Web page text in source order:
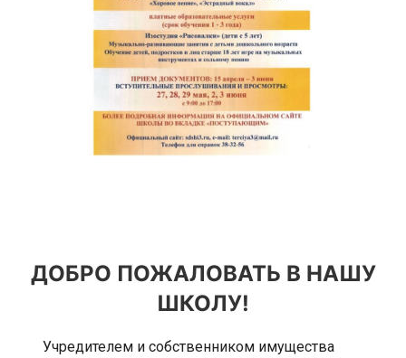
ДОБРО ПОЖАЛОВАТЬ В НАШУ
ШКОЛУ!
Учредителем и собственником имущества